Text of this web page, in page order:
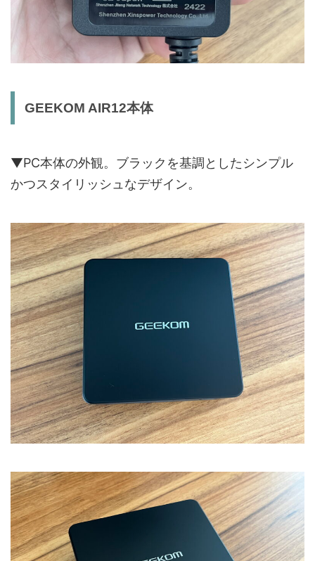
GEEKOM AIR12本体
▼PC本体の外観。ブラックを基調としたシンプル
かつスタイリッシュなデザイン。